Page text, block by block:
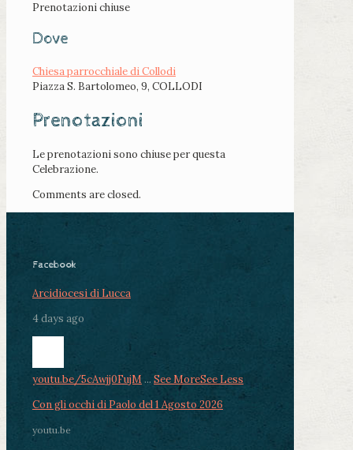
Prenotazioni chiuse
Dove
Chiesa parrocchiale di Collodi
Piazza S. Bartolomeo, 9, COLLODI
Prenotazioni
Le prenotazioni sono chiuse per questa
Celebrazione.
Comments are closed.
Facebook
Arcidiocesi di Lucca
4 days ago
youtu.be/5cAwjj0FujM ... See MoreSee Less
Con gli occhi di Paolo del 1 Agosto 2026
youtu.be